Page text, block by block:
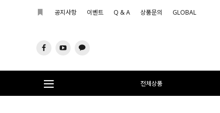
공지사항 이벤트 Q & A 상품문의 GLOBAL
전체상품